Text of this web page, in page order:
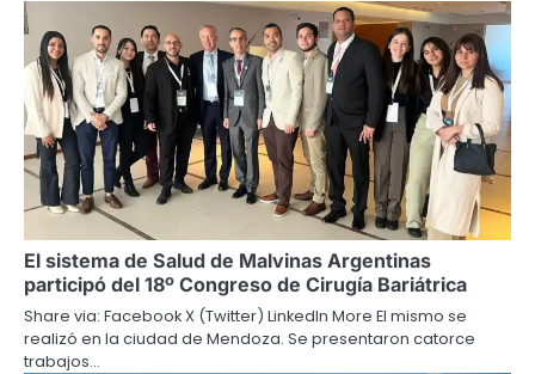
El sistema de Salud de Malvinas Argentinas
participó del 18º Congreso de Cirugía Bariátrica
Share via: Facebook X (Twitter) LinkedIn More El mismo se
realizó en la ciudad de Mendoza. Se presentaron catorce
trabajos…